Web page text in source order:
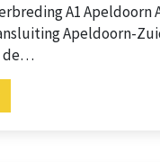
A1 Apeldoorn
Apeldoorn-
de…